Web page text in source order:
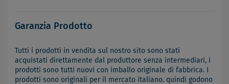
Garanzia Prodotto
Tutti i prodotti in vendita sul nostro sito sono stati
acquistati direttamente dal produttore senza intermediari, i
prodotti sono tutti nuovi con imballo originale di fabbrica. I
prodotti sono originali per il mercato italiano. quindi godono